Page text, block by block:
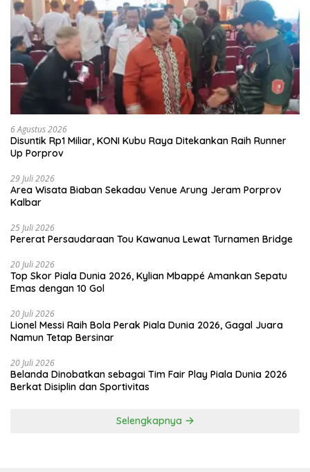
6 Agustus 2026
Disuntik Rp1 Miliar, KONI Kubu Raya Ditekankan Raih Runner
Up Porprov
29 Juli 2026
Area Wisata Biaban Sekadau Venue Arung Jeram Porprov
Kalbar
25 Juli 2026
Pererat Persaudaraan Tou Kawanua Lewat Turnamen Bridge
20 Juli 2026
Top Skor Piala Dunia 2026, Kylian Mbappé Amankan Sepatu
Emas dengan 10 Gol
20 Juli 2026
Lionel Messi Raih Bola Perak Piala Dunia 2026, Gagal Juara
Namun Tetap Bersinar
20 Juli 2026
Belanda Dinobatkan sebagai Tim Fair Play Piala Dunia 2026
Berkat Disiplin dan Sportivitas
Selengkapnya